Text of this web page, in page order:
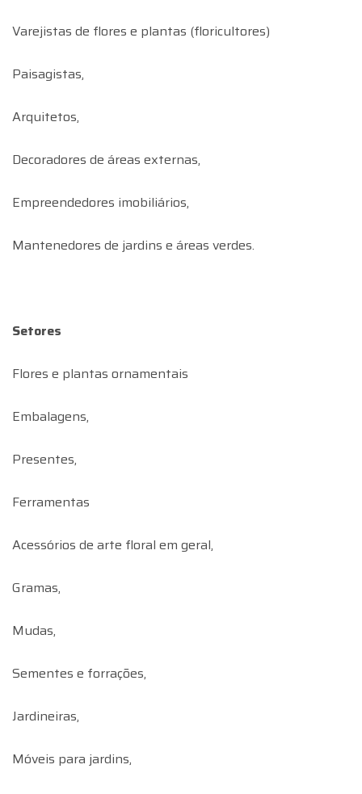
Varejistas de flores e plantas (floricultores)
Paisagistas,
Arquitetos,
Decoradores de áreas externas,
Empreendedores imobiliários,
Mantenedores de jardins e áreas verdes.
Setores
Flores e plantas ornamentais
Embalagens,
Presentes,
Ferramentas
Acessórios de arte floral em geral,
Gramas,
Mudas,
Sementes e forrações,
Jardineiras,
Móveis para jardins,